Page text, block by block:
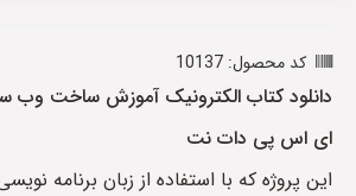
کد محصول: 10137
دانلود کتاب الکترونیک آموزش ساخت وب
ای اس پی دات نت
این پروژه که با استفاده از زبان برنامه